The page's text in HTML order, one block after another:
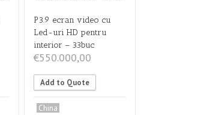
P3.9 ecran video cu
Led-uri HD pentru
interior – 33buc
€550.000,00
Add to Quote
China